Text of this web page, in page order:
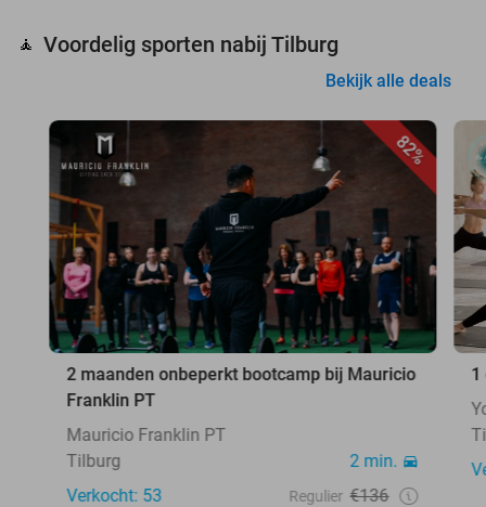
🧘 Voordelig sporten nabij Tilburg
Bekijk alle deals
82%
2 maanden onbeperkt bootcamp bij Mauricio
Franklin PT
Mauricio Franklin PT
Tilburg
2 min.
Verkocht: 53
Regulier €136
1